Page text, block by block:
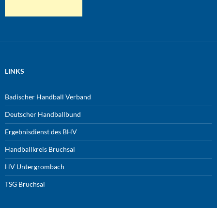
LINKS
Badischer Handball Verband
Deutscher Handballbund
Ergebnisdienst des BHV
Handballkreis Bruchsal
HV Untergrombach
TSG Bruchsal